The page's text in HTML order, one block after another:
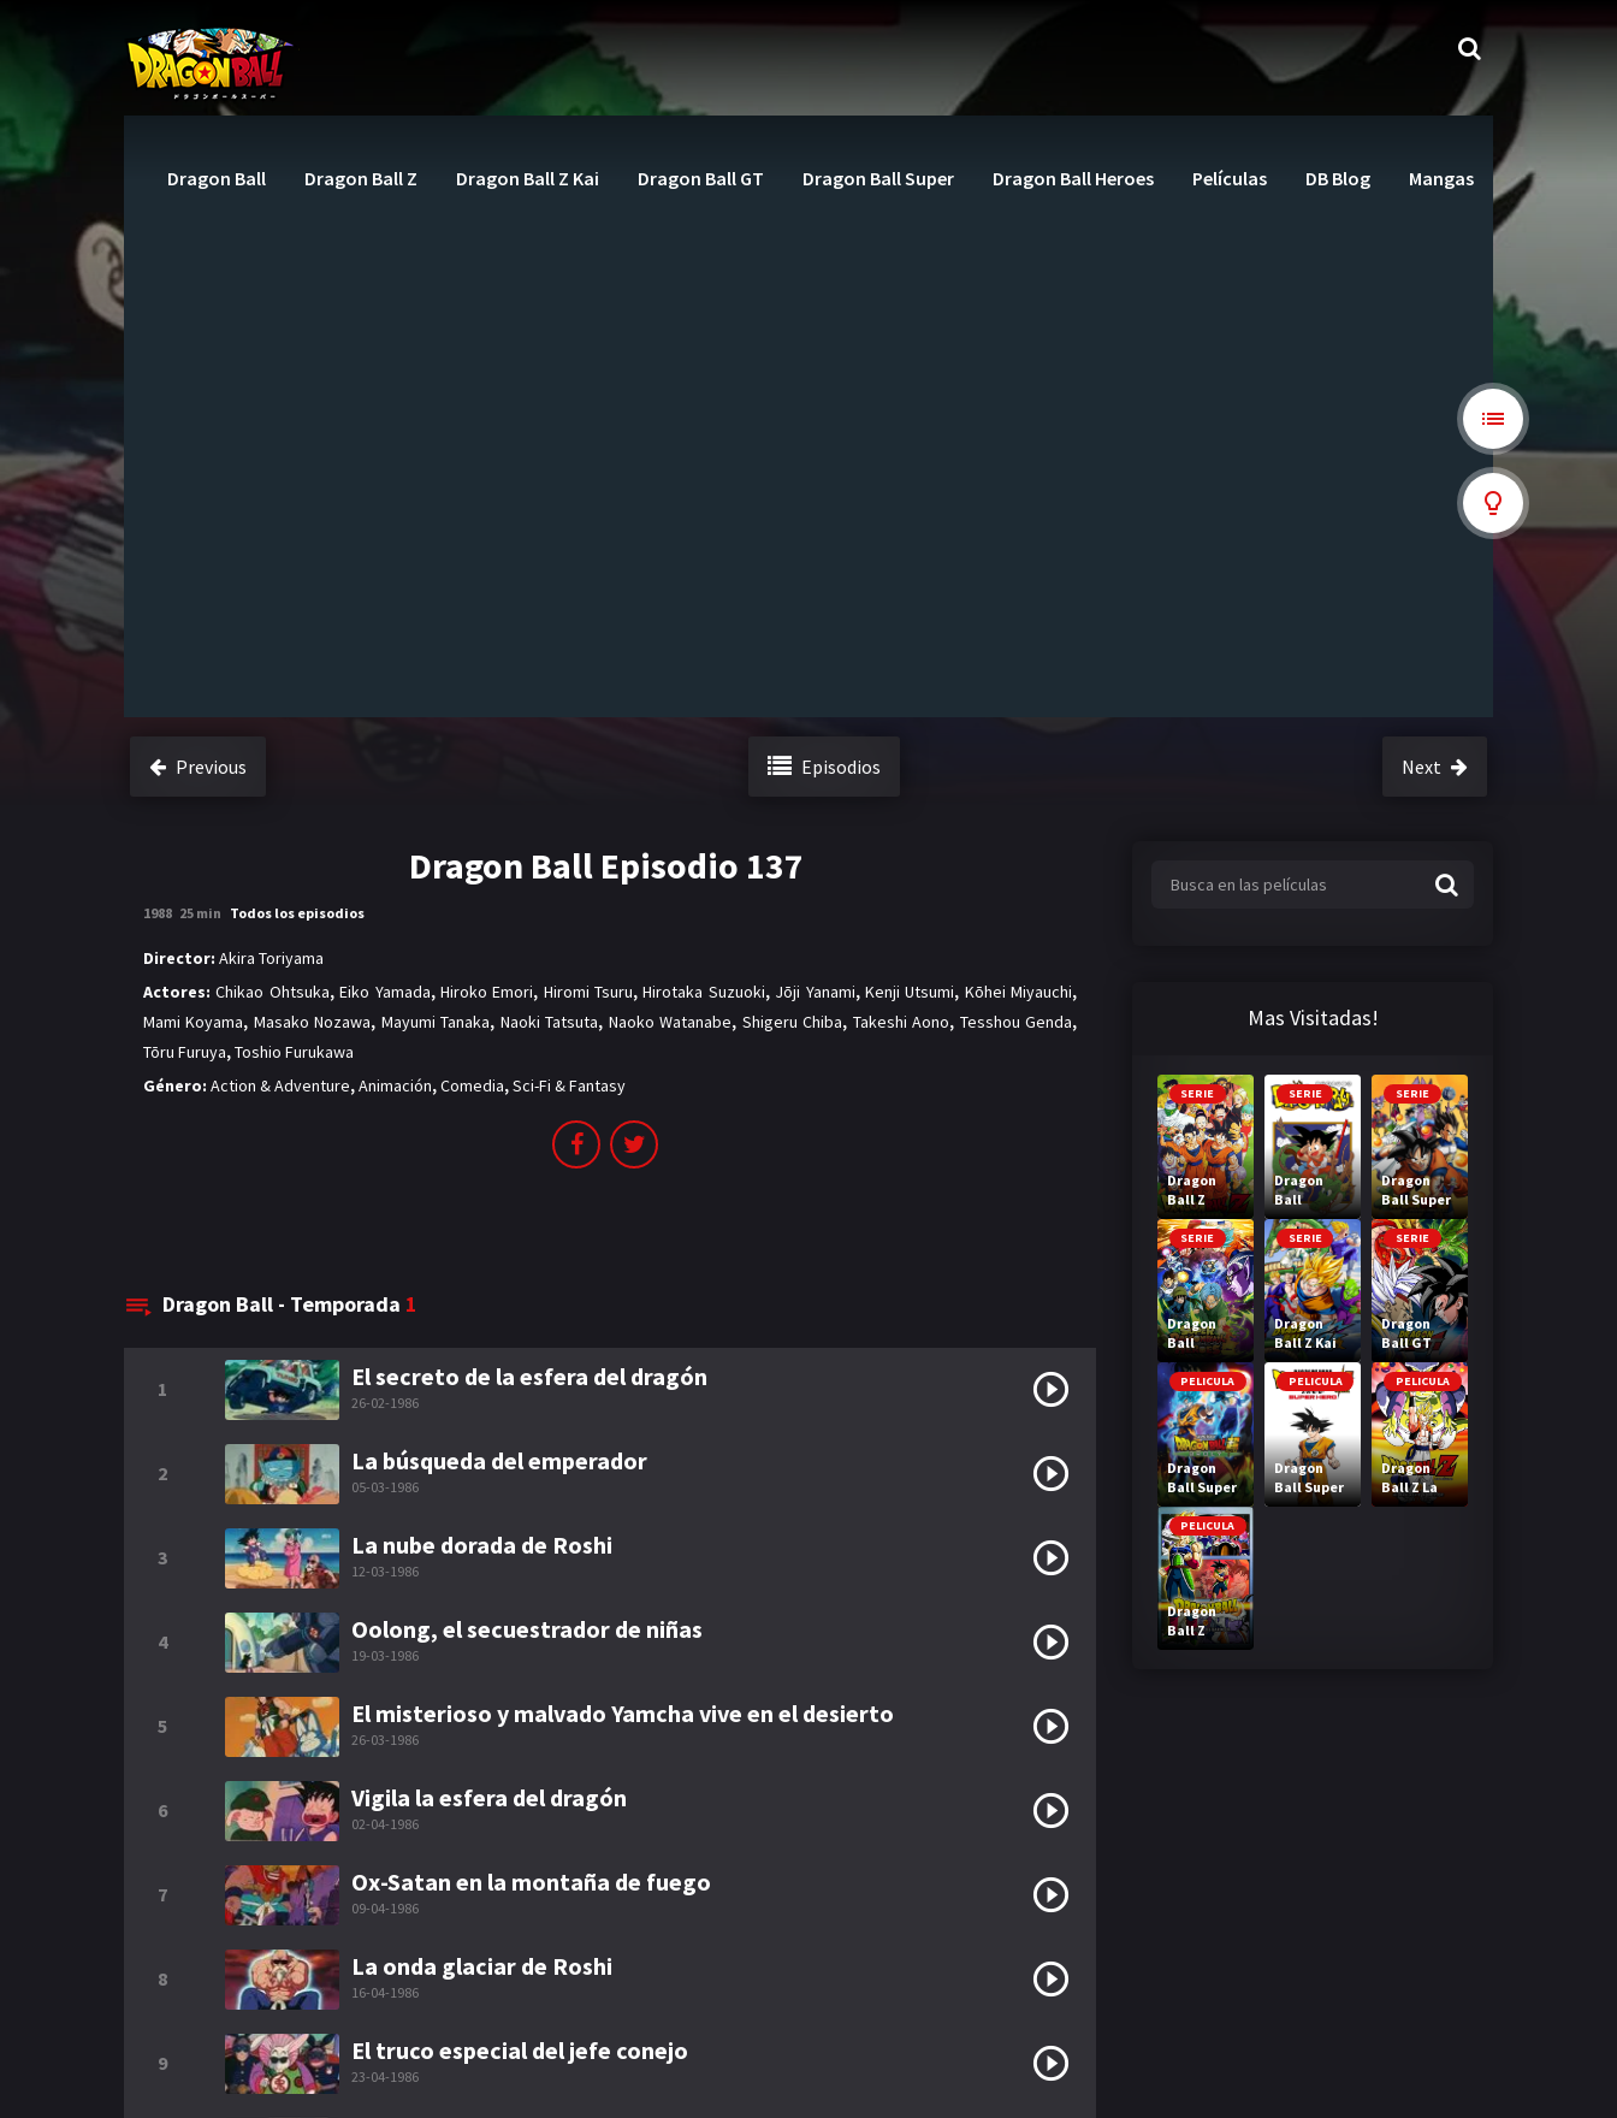
Dragon Ball Dragon Ball Z Dragon Ball Z Kai Dragon Ball GT Dragon Ball Super Dragon Ball Heroes Películas DB Blog Mangas
Previous Episodios Next
Dragon Ball Episodio 137
1988 25 min Todos los episodios
Director: Akira Toriyama
Actores: Chikao Ohtsuka,Eiko Yamada, Hiroko Emori, Hiromi Tsuru,Hirotaka Suzuoki, Jōji Yanami, Kenji Utsumi, Kōhei Miyauchi,
Mami Koyama, Masako Nozawa, Mayumi Tanaka, Naoki Tatsuta, Naoko Watanabe, Shigeru Chiba, Takeshi Aono, Tesshou Genda,
Tōru Furuya,Toshio Furukawa
Género: Action & Adventure,Animación,Comedia,Sci-Fi & Fantasy
Dragon Ball - Temporada 1
1 El secreto de la esfera del dragón
26-02-1986
2 La búsqueda del emperador
05-03-1986
3 La nube dorada de Roshi
12-03-1986
4 Oolong, el secuestrador de niñas
19-03-1986
5 El misterioso y malvado Yamcha vive en el desierto
26-03-1986
6 Vigila la esfera del dragón
02-04-1986
7 Ox-Satan en la montaña de fuego
09-04-1986
8 La onda glaciar de Roshi
16-04-1986
9 El truco especial del jefe conejo
23-04-1986
Mas Visitadas!
SERIE
Dragon
Ball Z
SERIE
Dragon
Ball
SERIE
Dragon
Ball Super
SERIE
Dragon
Ball
Heroes
SERIE
Dragon
Ball Z Kai
SERIE
Dragon
Ball GT
PELICULA
Dragon
Ball Super
Broly
PELICULA
Dragon
Ball Super
Super Hero
PELICULA
Dragon
Ball Z La
Fusion de
PELICULA
Dragon
Ball Z
Bardock El